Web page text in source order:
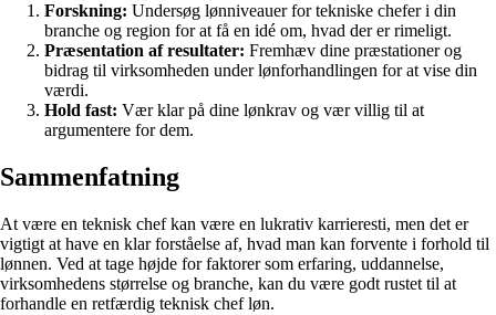
Forskning: Undersøg lønniveauer for tekniske chefer i din
branche og region for at få en idé om, hvad der er rimeligt.
Præsentation af resultater: Fremhæv dine præstationer og
bidrag til virksomheden under lønforhandlingen for at vise din
værdi.
Hold fast: Vær klar på dine lønkrav og vær villig til at
argumentere for dem.
Sammenfatning
At være en teknisk chef kan være en lukrativ karrieresti, men det er
vigtigt at have en klar forståelse af, hvad man kan forvente i forhold til
lønnen. Ved at tage højde for faktorer som erfaring, uddannelse,
virksomhedens størrelse og branche, kan du være godt rustet til at
forhandle en retfærdig teknisk chef løn.